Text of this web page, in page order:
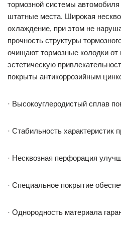
тормозной системы
штатные места. Широкая
охлаждение, при этом не
прочность структуры
очищают тормозные колодки от
эстетическую
покрыты антикоррозийным
· Высокоуглеродистый сплав
· Стабильность характеристик
· Несквозная перфорация
· Специальное покрытие
· Однородность материала